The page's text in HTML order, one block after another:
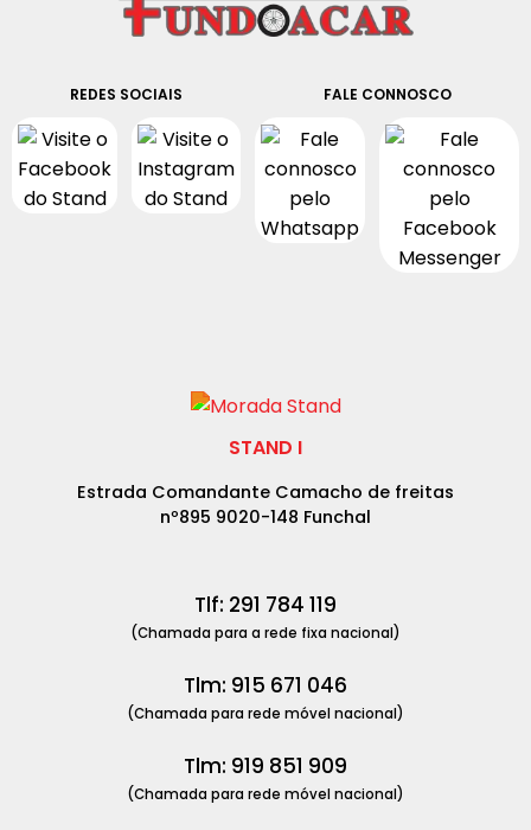
REDES SOCIAIS FALE CONNOSCO
STAND I
Estrada Comandante Camacho de freitas
nº895 9020-148 Funchal
Tlf: 291 784 119
(Chamada para a rede fixa nacional)
Tlm: 915 671 046
(Chamada para rede móvel nacional)
Tlm: 919 851 909
(Chamada para rede móvel nacional)